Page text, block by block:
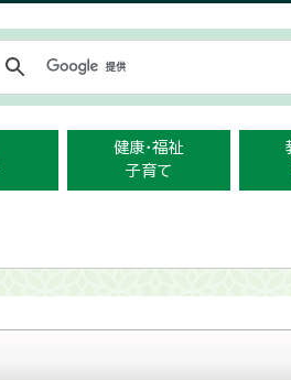
健康・福祉
子育て